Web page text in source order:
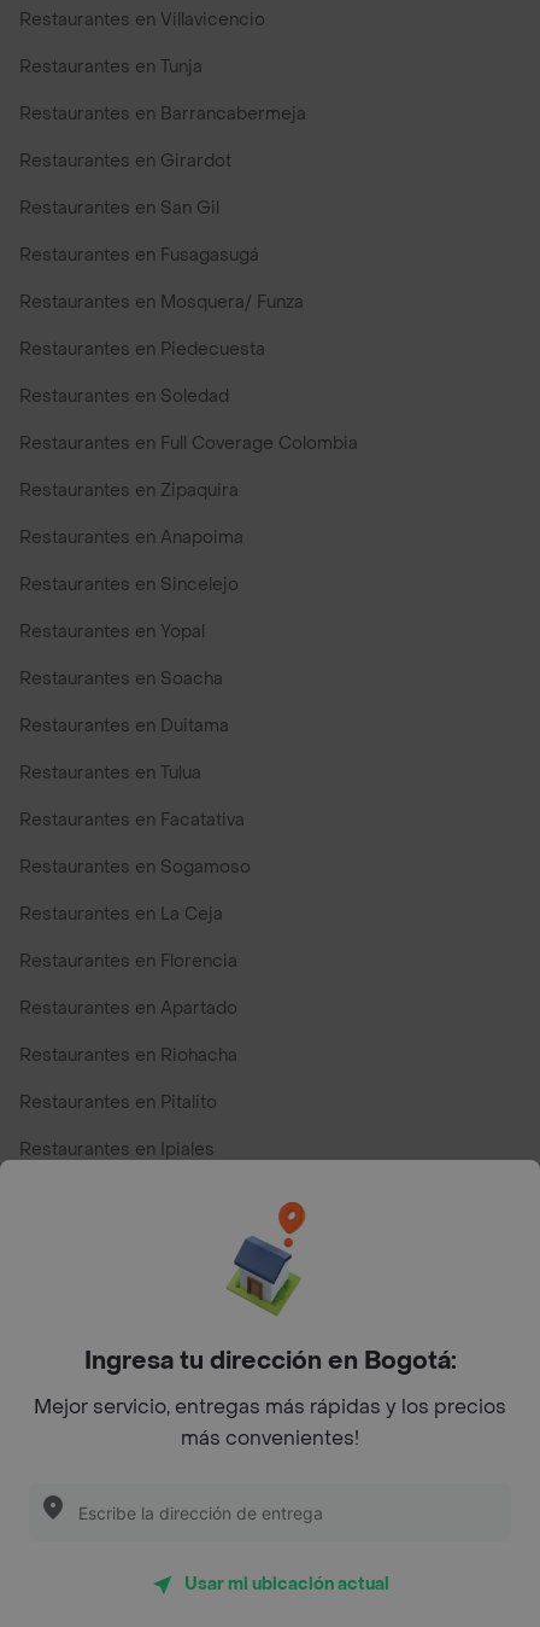
Restaurantes en Villavicencio
Restaurantes en Tunja
Restaurantes en Barrancabermeja
Restaurantes en Girardot
Restaurantes en San Gil
Restaurantes en Fusagasugá
Restaurantes en Mosquera/ Funza
Restaurantes en Piedecuesta
Restaurantes en Soledad
Restaurantes en Full Coverage Colombia
Restaurantes en Zipaquira
Restaurantes en Anapoima
Restaurantes en Sincelejo
Restaurantes en Yopal
Restaurantes en Soacha
Restaurantes en Duitama
Restaurantes en Tulua
Restaurantes en Facatativa
Restaurantes en Sogamoso
Restaurantes en La Ceja
Restaurantes en Florencia
Restaurantes en Apartado
Restaurantes en Riohacha
Restaurantes en Pitalito
Restaurantes en Ipiales
Top Marcas y Cadenas de Restaurantes
Encuéntranos en estos países
App Store Google play
Restaurantes cerca de mi para pedir Comida a Domicilio -
Ingresa tu dirección en Bogotá:
Mejor servicio, entregas más rápidas y los precios
más convenientes!
Usar mi ubicación actual